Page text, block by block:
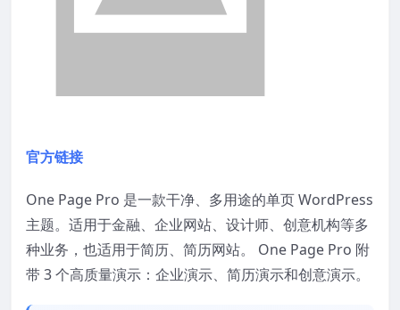
官方链接
One Page Pro 是一款干净、多用途的单页 WordPress
主题。适用于金融、企业网站、设计师、创意机构等多
种业务，也适用于简历、简历网站。 One Page Pro 附
带 3 个高质量演示：企业演示、简历演示和创意演示。